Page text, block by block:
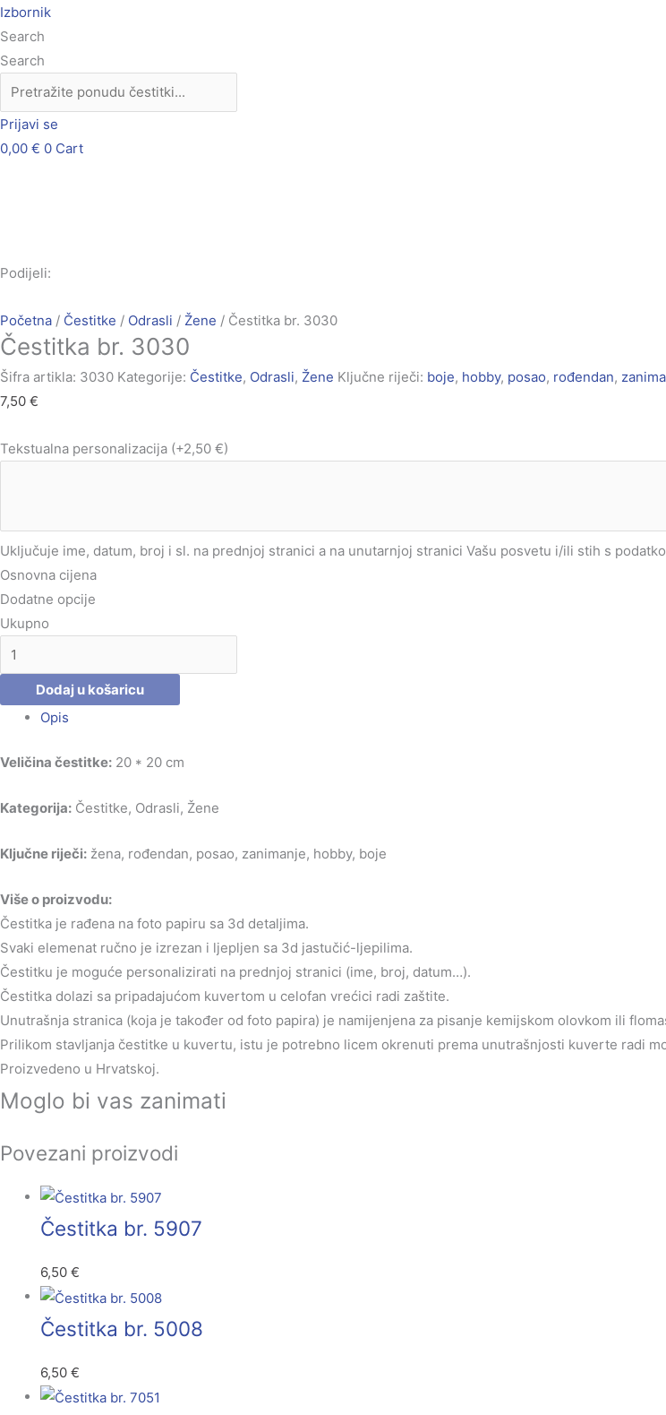
Skip
to
content
Izbornik
Search
Search
Prijavi se
0,00 € 0 Cart
Podijeli:
Početna / Čestitke / Odrasli / Žene / Čestitka br. 3030
Čestitka br. 3030
Šifra artikla: 3030 Kategorije: Čestitke, Odrasli, Žene Ključne riječi: boje, hobby, posao, rođendan,
7,50 €
Tekstualna personalizacija (+2,50 €)
Uključuje ime, datum, broj i sl. na prednjoj stranici a na unutarnjoj stranici Vašu posvetu i/ili stih s
Osnovna cijena
Dodatne opcije
Ukupno
Čestitka
br.
3030
količina
Dodaj u košaricu
Opis
Veličina čestitke: 20 * 20 cm
Kategorija: Čestitke, Odrasli, Žene
Ključne riječi: žena, rođendan, posao, zanimanje, hobby, boje
Više o proizvodu:
Čestitka je rađena na foto papiru sa 3d detaljima.
Svaki elemenat ručno je izrezan i ljepljen sa 3d jastučić-ljepilima.
Čestitku je moguće personalizirati na prednjoj stranici (ime, broj, datum…).
Čestitka dolazi sa pripadajućom kuvertom u celofan vrećici radi zaštite.
Unutrašnja stranica (koja je također od foto papira) je namijenjena za pisanje kemijskom olovkom ili
Prilikom stavljanja čestitke u kuvertu, istu je potrebno licem okrenuti prema unutrašnjosti kuverte radi
Proizvedeno u Hrvatskoj.
Moglo bi vas zanimati
Povezani proizvodi
Čestitka br. 5907
6,50 €
Čestitka br. 5008
6,50 €